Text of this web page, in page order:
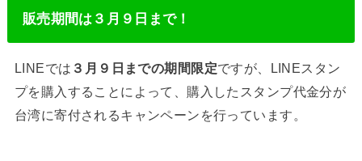
販売期間は３月９日まで！
LINEでは ３月９日までの期間限定ですが、LINEスタン
プを購入することによって、購入したスタンプ代金分が
台湾に寄付されるキャンペーンを行っています。